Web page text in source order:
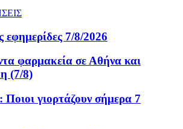
εφημερίδες 7/8/2026
φαρμακεία σε Αθήνα και
(7/8)
Ποιοι γιορτάζουν σήμερα 7